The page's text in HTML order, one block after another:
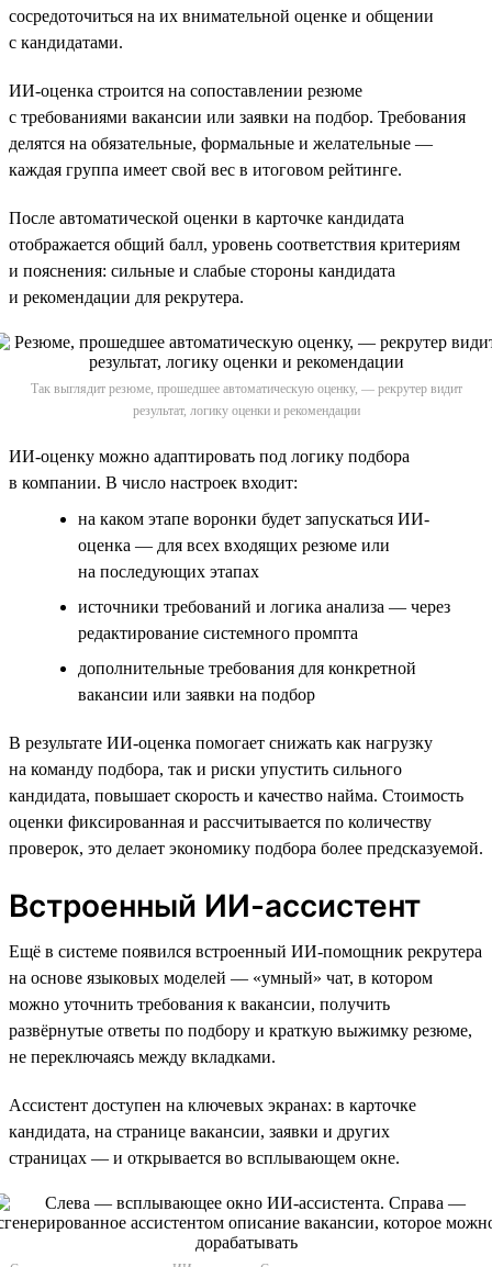
сосредоточиться на их внимательной оценке и общении
с кандидатами.
ИИ-оценка строится на сопоставлении резюме
с требованиями вакансии или заявки на подбор. Требования
делятся на обязательные, формальные и желательные —
каждая группа имеет свой вес в итоговом рейтинге.
После автоматической оценки в карточке кандидата
отображается общий балл, уровень соответствия критериям
и пояснения: сильные и слабые стороны кандидата
и рекомендации для рекрутера.
Так выглядит резюме, прошедшее автоматическую оценку, — рекрутер видит
результат, логику оценки и рекомендации
ИИ-оценку можно адаптировать под логику подбора
в компании. В число настроек входит:
на каком этапе воронки будет запускаться ИИ-
оценка — для всех входящих резюме или
на последующих этапах
источники требований и логика анализа — через
редактирование системного промпта
дополнительные требования для конкретной
вакансии или заявки на подбор
В результате ИИ-оценка помогает снижать как нагрузку
на команду подбора, так и риски упустить сильного
кандидата, повышает скорость и качество найма. Стоимость
оценки фиксированная и рассчитывается по количеству
проверок, это делает экономику подбора более предсказуемой.
Встроенный ИИ-ассистент
Ещё в системе появился встроенный ИИ-помощник рекрутера
на основе языковых моделей — «умный» чат, в котором
можно уточнить требования к вакансии, получить
развёрнутые ответы по подбору и краткую выжимку резюме,
не переключаясь между вкладками.
Ассистент доступен на ключевых экранах: в карточке
кандидата, на странице вакансии, заявки и других
страницах — и открывается во всплывающем окне.